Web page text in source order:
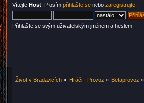
Vítejte Host . Prosím přihlašte se nebo zaregistrujte
Přihlašte se svým uživatelským jménem a heslem.
Život v Bradavicích » Hráči - Provoz » Betaprovoz »